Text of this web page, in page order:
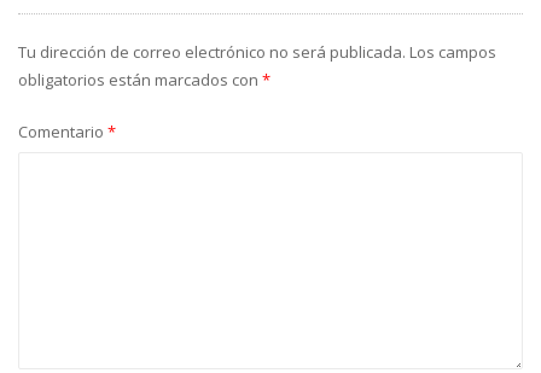
Tu dirección de correo electrónico no será publicada. Los campos
obligatorios están marcados con *
Comentario *